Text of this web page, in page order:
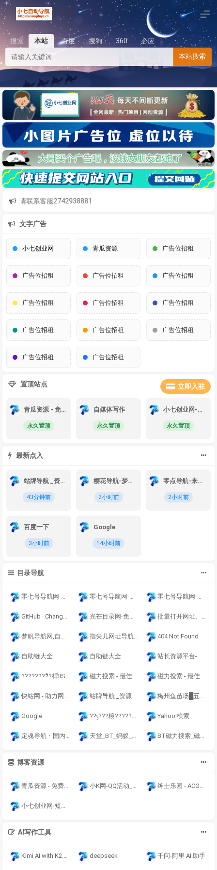
搜索 本站 百度 搜狗 360
必应
本站搜索
题请联系客服2742938881
文字广告
小七创业网 青瓜资源 广告位招租
广告位招租 广告位招租 广告位招租
广告位招租 广告位招租 广告位招租
广告位招租 广告位招租 广告位招租
广告位招租 广告位招租
置顶站点 立即入驻
青瓜资源 - 免费PHP源码下载与绿色软件分享
永久置顶
自媒体写作
永久置顶
小七创业网-短视频自媒体创业项目资源网
永久置顶
最新点入
站牌导航 _资源导航_程序员资源大全_硬核科技网址导航
43分钟前
樱花导航-梦开始的地方-你的梦中情站
2小时前
零点导航-来路来访皆第一-用导航就选头牌！
2小时前
百度一下
3小时前
Google
14小时前
目录导航
零七号导航网-网址导航-收录网站-免费收录-自动秒收录-导航网站-提供免费源码 零七号导航网-网址导航-收录网站-免费收录-自动秒收录-导航网站-提供免费源码 零七号导航网-网址导航-收录网站-免费收录-自动秒收录-导航网站-提供免费源码
GitHub · Change is constant. GitHub keeps you ahead. · GitHub 光芒目录网-免费提供外链发布自动收录导航网,来路自动排第一。 批量打开网址、网页、网站（网址、超链接批量打开工具，如何批量一键快速打开多个网站、网页）
梦帆导航网,自动秒收录,QQ技术导航,导航天下,技术导航,娱乐网,小刀娱乐网,爱Q,QQ技术,QQ导航 指尖儿网址导航 - 人人都在用的上网导航网址大全 404 Not Found
自助链大全 自助链大全 站长资源平台-站长工具-友情链接-免费资源互换-网站交易平台
磁力搜索 - 最佳的bt搜索引擎和网站导航大全 磁力搜索 - 最佳的bt搜索引擎和网站导航大全
快站网 - 助力网站快速收录的智能导航平台 站牌导航 _资源导航_程序员资源大全_硬核科技网址导航 梅州鱼苗场█五华鱼苗场13413124009兴宁鱼苗场█梅县鱼苗场
Google ??ݸ???糡?????????糡13413124009???????糡?????????糡 Yahoo!検索
定魂导航・国内优质站长导航网丨[旭安侠极速响应]丨定魂导航官网 天堂_BT_蚂蚁_迅雷_磁力_链接_搜索引擎-网友之家 BT磁力搜索_磁力狗_CILIMAO磁力猫_磁力搜索引擎2025导航大全
博客资源
青瓜资源 - 免费PHP源码下载与绿色软件分享 小K网-QQ活动_资源分享-源码基地-项目分享-安卓绿色软件基地 绅士乐园 - ACG绅士文化探索 | ACG绅士向爱好者
小七创业网-短视频自媒体创业项目资源网
AI写作工具
Kimi AI with K2.6 | Better Coding, Smarter Agents deepseek 千问-阿里 AI 助手